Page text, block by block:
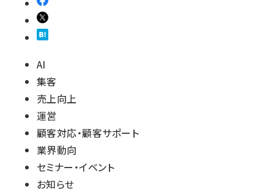
AI
集客
売上向上
運営
顧客対応・顧客サポート
業界動向
セミナー・イベント
お知らせ